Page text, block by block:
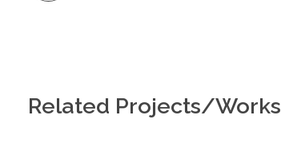
Related Projects/Works